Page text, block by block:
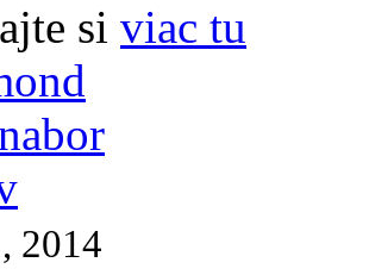
si viac tu
2014